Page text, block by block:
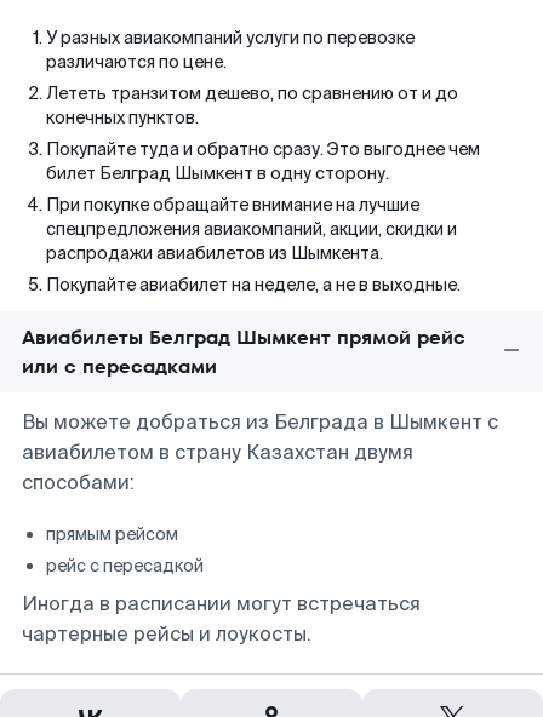
У разных авиакомпаний услуги по перевозке
различаются по цене.
Лететь транзитом дешево, по сравнению от и до
конечных пунктов.
Покупайте туда и обратно сразу. Это выгоднее чем
билет Белград Шымкент в одну сторону.
При покупке обращайте внимание на лучшие
спецпредложения авиакомпаний, акции, скидки и
распродажи авиабилетов из Шымкента.
Покупайте авиабилет на неделе, а не в выходные.
Авиабилеты Белград Шымкент прямой рейс
или с пересадками
Вы можете добраться из Белграда в Шымкент с
авиабилетом в страну Казахстан двумя
способами:
прямым рейсом
рейс с пересадкой
Иногда в расписании могут встречаться
чартерные рейсы и лоукосты.